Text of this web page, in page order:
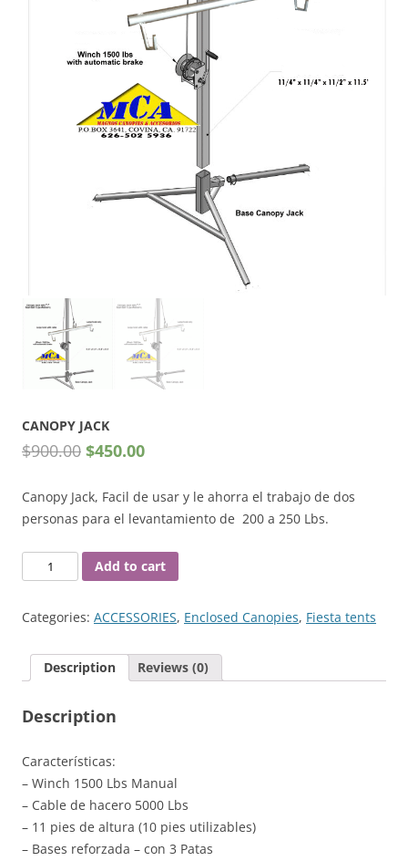
CANOPY JACK
$900.00 $450.00
Canopy Jack, Facil de usar y le ahorra el trabajo de dos
personas para el levantamiento de 200 a 250 Lbs.
CANOPY
JACK
Add to cart
Categories: ACCESSORIES, Enclosed Canopies, Fiesta tents
Description Reviews (0)
Description
Características:
– Winch 1500 Lbs Manual
– Cable de hacero 5000 Lbs
– 11 pies de altura (10 pies utilizables)
– Bases reforzada – con 3 Patas